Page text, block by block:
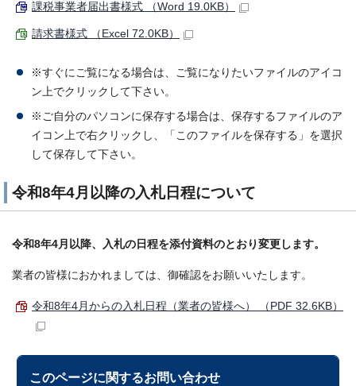
課税事業者届出書様式 （Word 19.0KB）
請求書様式 （Excel 72.0KB）
※すぐにご覧になる場合は、ご覧になりたいファイルのアイコ
ン上でクリックして下さい。
※ご自分のパソコンに保存する場合は、保存するファイルのア
イコン上で右クリックし、「このファイルを保存する」を選択
して保存して下さい。
令和8年4月以降の入札日程について
令和8年4月以降、入札の日程を添付資料のとおり変更します。
業者の皆様におかれましては、御確認をお願いいたします。
令和8年4月からの入札日程（業者の皆様へ） （PDF 32.6KB）
このページに関するお問い合わせ